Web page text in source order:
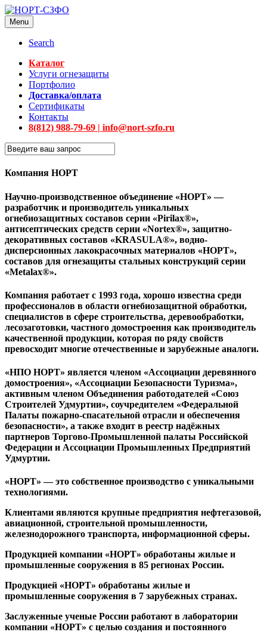
Menu
Search
Каталог
Услуги огнезащиты
Портфолио
Доставка/оплата
Сертификаты
Контакты
8(812) 988-79-69 | info@nort-szfo.ru
Компания НОРТ
Научно-производственное объединение «НОРТ» —
разработчик и производитель уникальных
огнебиозащитных составов серии «Pirilax®»,
антисептических средств серии «Nortex®», защитно-
декоративных составов «KRASULA®», водно-
дисперсионных лакокрасочных материалов «НОРТ»,
составов для огнезащиты стальных конструкций серии
«Metalax®».
Компания работает с 1993 года, хорошо известна среди
профессионалов в области огнебиозащитной обработки,
специалистов в сфере строительства, деревообработки,
лесозаготовки, частного домостроения как производитель
качественной продукции, которая по ряду свойств
превосходит многие отечественные и зарубежные аналоги.
«НПО НОРТ» является членом «Ассоциации деревянного
домостроения», «Ассоциации Безопасности Туризма»,
активным членом Объединения работодателей «Союз
Строителей Удмуртии», соучредителем «Федеральной
Палаты пожарно-спасательной отрасли и обеспечения
безопасности», а также входит в реестр надёжных
партнеров Торгово-Промышленной палаты Российской
Федерации и Ассоциации Промышленных Предприятий
Удмуртии.
«НОРТ» — это собственное производство с уникальными
технологиями.
Клиентами являются крупные предприятия нефтегазовой,
авиационной, строительной промышленности,
железнодорожного транспорта, информационной сферы.
Продукцией компании «НОРТ» обработаны жилые и
промышленные сооружения в 85 регионах России.
Продукцией «НОРТ» обработаны жилые и
промышленные сооружения в 7 зарубежных странах.
Заслуженные ученые России работают в лаборатории
компании «НОРТ» с целью создания и постоянного